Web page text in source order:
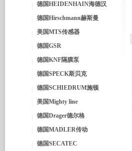
德国HEIDENHAIN海德汉
德国Hirschmann赫斯曼
美国MTS传感器
德国GSR
德国KNF隔膜泵
德国SPECK斯贝克
德国SCHIEDRUM施顿
美国Mighty line
德国Drager德尔格
德国MADLER传动
德国SECATEC